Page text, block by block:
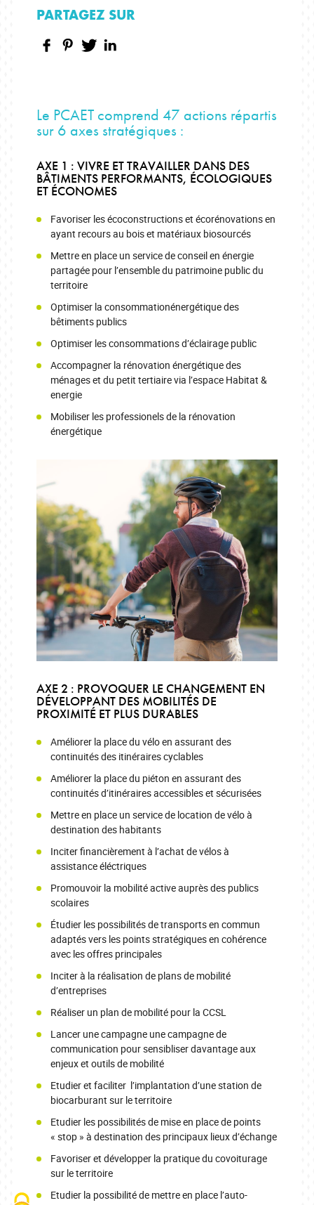
Le PCAET comprend 47 actions répartis
sur 6 axes stratégiques :
AXE 1 : VIVRE ET TRAVAILLER DANS DES
BÂTIMENTS PERFORMANTS, ÉCOLOGIQUES
ET ÉCONOMES
Favoriser les écoconstructions et écorénovations en
ayant recours au bois et matériaux biosourcés
Mettre en place un service de conseil en énergie
partagée pour l’ensemble du patrimoine public du
territoire
Optimiser la consommationénergétique des
bêtiments publics
Optimiser les consommations d’éclairage public
Accompagner la rénovation énergétique des
ménages et du petit tertiaire via l’espace Habitat &
energie
Mobiliser les professionels de la rénovation
énergétique
AXE 2 : PROVOQUER LE CHANGEMENT EN
DÉVELOPPANT DES MOBILITÉS DE
PROXIMITÉ ET PLUS DURABLES
Améliorer la place du vélo en assurant des
continuités des itinéraires cyclables
Améliorer la place du piéton en assurant des
continuités d’itinéraires accessibles et sécurisées
Mettre en place un service de location de vélo à
destination des habitants
Inciter financièrement à l’achat de vélos à
assistance éléctriques
Promouvoir la mobilité active auprès des publics
scolaires
Étudier les possibilités de transports en commun
adaptés vers les points stratégiques en cohérence
avec les offres principales
Inciter à la réalisation de plans de mobilité
d’entreprises
Réaliser un plan de mobilité pour la CCSL
Lancer une campagne une campagne de
communication pour sensibliser davantage aux
enjeux et outils de mobilité
Etudier et faciliter l’implantation d’une station de
biocarburant sur le territoire
Etudier les possibilités de mise en place de points
« stop » à destination des principaux lieux d’échange
Favoriser et développer la pratique du covoiturage
sur le territoire
Etudier la possibilité de mettre en place l’auto-
PARTAGEZ SUR